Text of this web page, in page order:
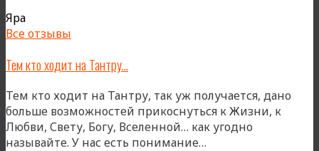
Яра
Все отзывы
Тем кто ходит на Тантру…
Тем кто ходит на Тантру, так уж получается, дано
больше возможностей прикоснуться к Жизни, к
Любви, Свету, Богу, Вселенной… как угодно
называйте. У нас есть понимание…